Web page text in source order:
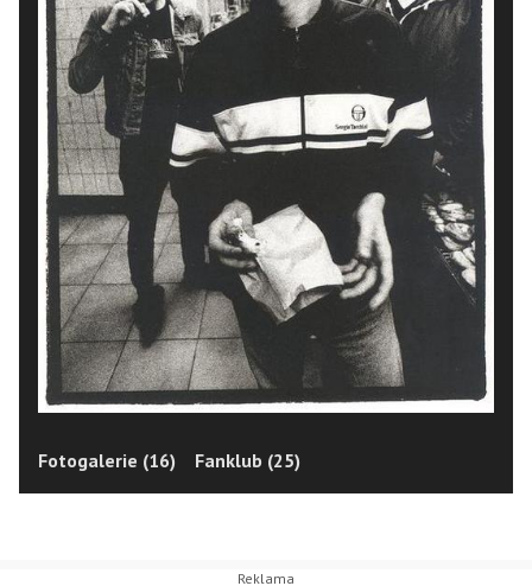
Fotogalerie (16) Fanklub (25)